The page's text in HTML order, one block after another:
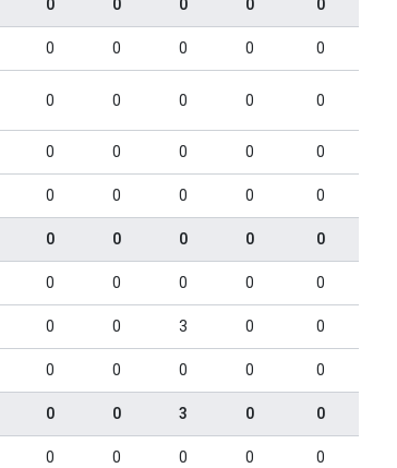
0 0 0 0 0
0 0 0 0 0
0 0 0 0 0
0 0 0 0 0
0 0 0 0 0
0 0 0 0 0
0 0 0 0 0
0 0 3 0 0
0 0 0 0 0
0 0 3 0 0
0 0 0 0 0